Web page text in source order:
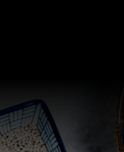
Servicii catering